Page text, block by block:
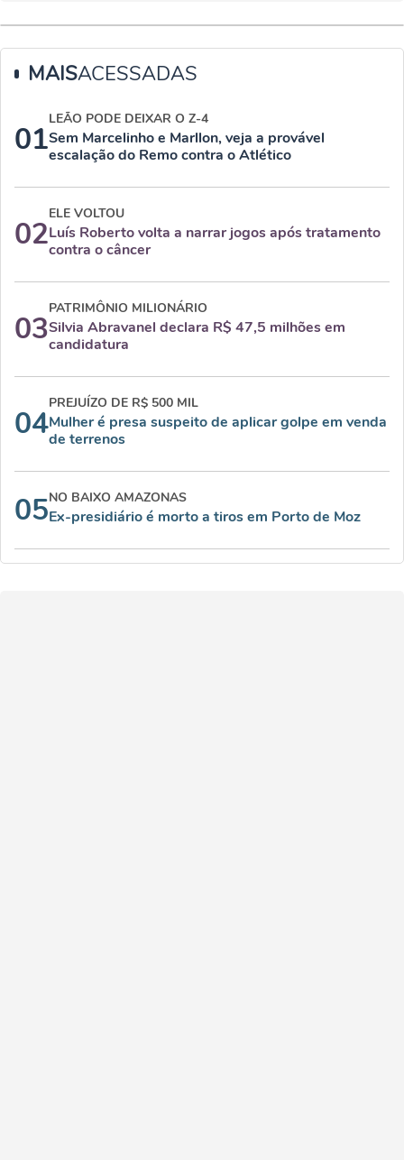
MAISACESSADAS
01
LEÃO PODE DEIXAR O Z-4
Sem Marcelinho e Marllon, veja a provável
escalação do Remo contra o Atlético
02
ELE VOLTOU
Luís Roberto volta a narrar jogos após tratamento
contra o câncer
03
PATRIMÔNIO MILIONÁRIO
Silvia Abravanel declara R$ 47,5 milhões em
candidatura
04
PREJUÍZO DE R$ 500 MIL
Mulher é presa suspeito de aplicar golpe em venda
de terrenos
05NO BAIXO AMAZONAS
Ex-presidiário é morto a tiros em Porto de Moz